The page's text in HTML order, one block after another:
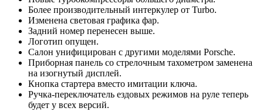
Более производительный интеркулер от Turbo.
Изменена световая графика фар.
Задний номер перенесен выше.
Логотип опущен.
Салон унифицирован с другими моделями Porsche.
Приборная панель со стрелочным тахометром заменена
на изогнутый дисплей.
Кнопка стартера вместо имитации ключа.
Ручка-переключатель ездовых режимов на руле теперь
будет у всех версий.